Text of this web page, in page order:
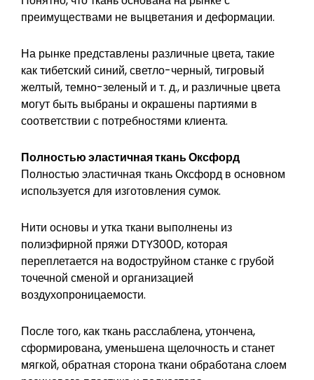
преимуществами не выцветания и деформации.
На рынке представлены различные цвета, такие
как тибетский синий, светло-черный, тигровый
желтый, темно-зеленый и т. д., и различные цвета
могут быть выбраны и окрашены партиями в
соответствии с потребностями клиента.
Полностью эластичная ткань Оксфорд
Полностью эластичная ткань Оксфорд в основном
используется для изготовления сумок.
Нити основы и утка ткани выполнены из
полиэфирной пряжи DTY300D, которая
переплетается на водоструйном станке с грубой
точечной сменой и организацией
воздухопроницаемости.
После того, как ткань расслаблена, утончена,
сформирована, уменьшена щелочность и станет
мягкой, обратная сторона ткани обработана слоем